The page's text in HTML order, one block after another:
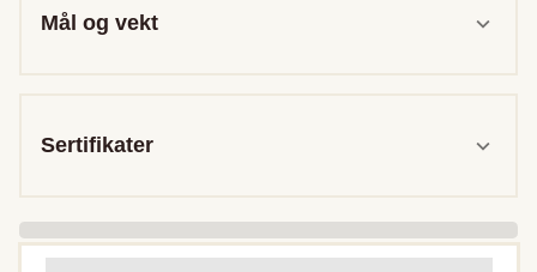
Mål og vekt
Sertifikater